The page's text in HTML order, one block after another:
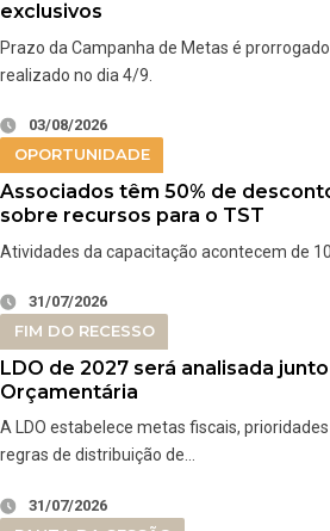
exclusivos
Prazo da Campanha de Metas é
realizado no dia 4/9.
03/08/2026
OPORTUNIDADE
Associados têm 50% de
sobre recursos para o TST
Atividades da capacitação acontecem de
31/07/2026
FIM DO RECESSO
LDO de 2027 será analisada
Orçamentária
A LDO estabelece metas fiscais,
regras de distribuição de…
31/07/2026